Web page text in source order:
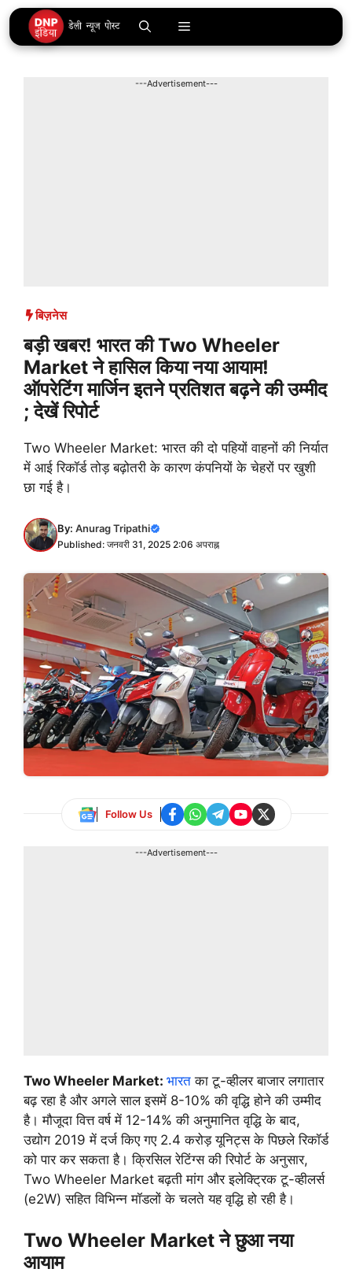
Skip
to
content
Menu
---Advertisement---
बिज़नेस
बड़ी खबर! भारत की Two Wheeler
Market ने हासिल किया नया आयाम!
ऑपरेटिंग मार्जिन इतने प्रतिशत बढ़ने की उम्मीद
; देखें रिपोर्ट
Two Wheeler Market: भारत की दो पहियों वाहनों की निर्यात
में आई रिकॉर्ड तोड़ बढ़ोतरी के कारण कंपनियों के चेहरों पर खुशी
छा गई है।
By: Anurag Tripathi
Published: जनवरी 31, 2025 2:06 अपराह्न
Follow Us
---Advertisement---
Two Wheeler Market: भारतका टू-व्हीलर बाजार लगातार
बढ़ रहा है और अगले साल इसमें 8-10% की वृद्धि होने की उम्मीद
है। मौजूदा वित्त वर्ष में 12-14% की अनुमानित वृद्धि के बाद,
उद्योग 2019 में दर्ज किए गए 2.4 करोड़ यूनिट्स के पिछले रिकॉर्ड
को पार कर सकता है। क्रिसिल रेटिंग्स की रिपोर्ट के अनुसार,
Two Wheeler Market बढ़ती मांग और इलेक्ट्रिक टू-व्हीलर्स
(e2W) सहित विभिन्न मॉडलों के चलते यह वृद्धि हो रही है।
Two Wheeler Market ने छुआ नया
आयाम